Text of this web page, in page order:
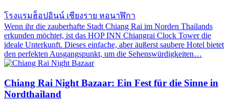
โรงแรมฮ็อปอินน์ เชียงราย หอนาฬิกา
Wenn ihr die zauberhafte Stadt Chiang Rai im Norden Thailands
erkunden möchtet, ist das HOP INN Chiangrai Clock Tower die
ideale Unterkunft. Dieses einfache, aber äußerst saubere Hotel bietet
den perfekten Ausgangspunkt, um die Sehenswürdigkeiten…
Chiang Rai Night Bazaar: Ein Fest für die Sinne in
Nordthailand